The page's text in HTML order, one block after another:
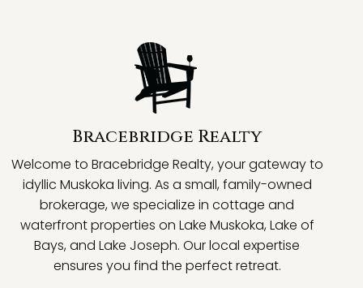
Bracebridge Realty
Welcome to Bracebridge Realty, your gateway to
idyllic Muskoka living. As a small, family-owned
brokerage, we specialize in cottage and
waterfront properties on Lake Muskoka, Lake of
Bays, and Lake Joseph. Our local expertise
ensures you find the perfect retreat.